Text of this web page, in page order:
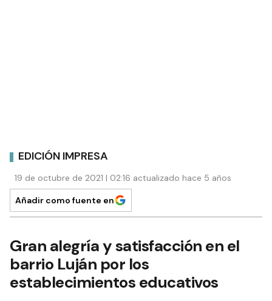
EDICIÓN IMPRESA
19 de octubre de 2021 | 02:16 actualizado hace 5 años
Añadir como fuente en
Gran alegría y satisfacción en el
barrio Luján por los
establecimientos educativos